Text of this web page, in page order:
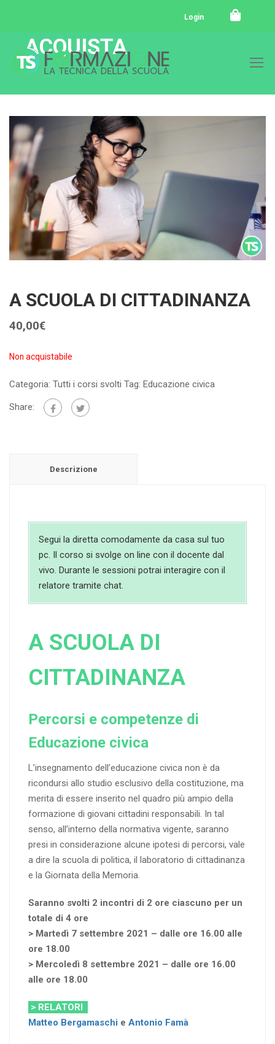
Login
ACQUISTA
A SCUOLA DI CITTADINANZA
40,00€
Non acquistabile
Categoria: Tutti i corsi svolti Tag: Educazione civica
Share:
Descrizione
Segui la diretta comodamente da casa sul tuo
pc. Il corso si svolge on line con il docente dal
vivo. Durante le sessioni potrai interagire con il
relatore tramite chat.
A SCUOLA DI
CITTADINANZA
Percorsi e competenze di
Educazione civica
L’insegnamento dell’educazione civica non è da
ricondursi allo studio esclusivo della costituzione, ma
merita di essere inserito nel quadro più ampio della
formazione di giovani cittadini responsabili. In tal
senso, all’interno della normativa vigente, saranno
presi in considerazione alcune ipotesi di percorsi, vale
a dire la scuola di politica, il laboratorio di cittadinanza
e la Giornata della Memoria.
Saranno svolti 2 incontri di 2 ore ciascuno per un
totale di 4 ore
> Martedì 7 settembre 2021 – dalle ore 16.00 alle
ore 18.00
> Mercoledì 8 settembre 2021 – dalle ore 16.00
alle ore 18.00
> RELATORI
Matteo Bergamaschi e Antonio Famà